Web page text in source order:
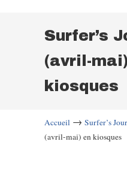
Surfer’s
(avril-
kiosques
Accueil → Surfer’s
(avril-mai) en kiosques